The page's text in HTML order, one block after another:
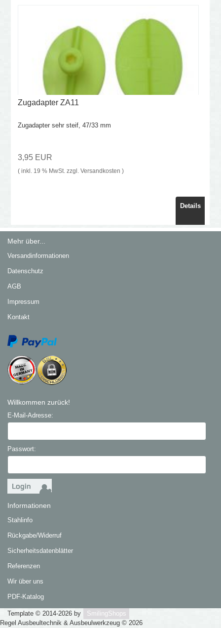
Zugadapter ZA11
Zugadapter sehr steif, 47/33 mm
3,95 EUR
( inkl. 19 % MwSt. zzgl. Versandkosten )
Details
Mehr über...
Versandinformationen
Datenschutz
AGB
Impressum
Kontakt
Willkommen zurück!
E-Mail-Adresse:
Passwort:
Informationen
Stahlinfo
Rückgabe/Widerruf
Sicherheitsdatenblätter
Referenzen
Wir über uns
PDF-Katalog
Template © 2014-2026 by
SmilingShops
Regel Ausbeultechnik & Ausbeulwerkzeug © 2026